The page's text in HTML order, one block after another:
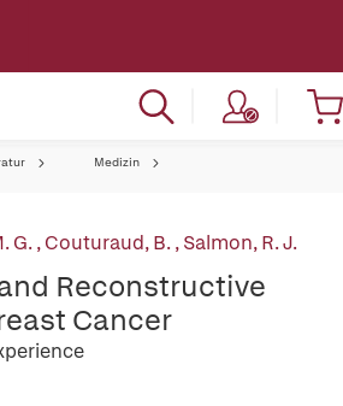
Medizin
G.,Couturaud, B.,Salmon, R. J.
Reconstructive
Cancer